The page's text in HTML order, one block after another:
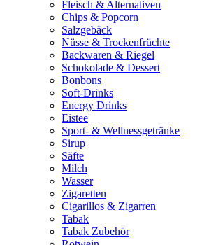
Fleisch & Alternativen
Chips & Popcorn
Salzgebäck
Nüsse & Trockenfrüchte
Backwaren & Riegel
Schokolade & Dessert
Bonbons
Soft-Drinks
Energy Drinks
Eistee
Sport- & Wellnessgetränke
Sirup
Säfte
Milch
Wasser
Zigaretten
Cigarillos & Zigarren
Tabak
Tabak Zubehör